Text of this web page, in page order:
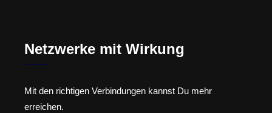
Netzwerke mit Wirkung
Mit den richtigen Verbindungen kannst Du mehr
erreichen.